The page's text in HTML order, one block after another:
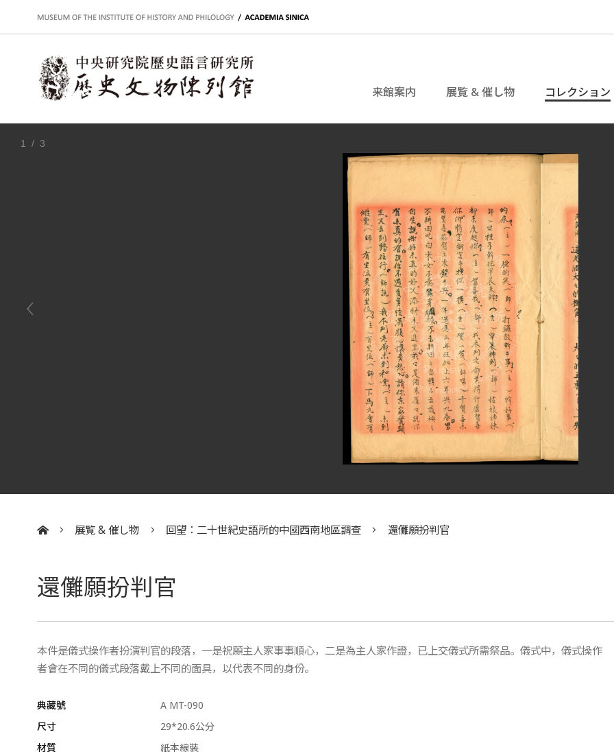
:::
来館案内 展覧 & 催し物 コレクション
1 / 3
展覧 & 催し物 回望：二十世紀史語所的中國西南地區調查 還儺願扮判官
還儺願扮判官
本件是儀式操作者扮演判官的段落，一是祝願主人家事事順心，二是為主人家作證，已上交儀式所需祭品。儀式中，儀式操作
者會在不同的儀式段落戴上不同的面具，以代表不同的身份。
典藏號
A MT-090
尺寸
29*20.6公分
材質
紙本線裝